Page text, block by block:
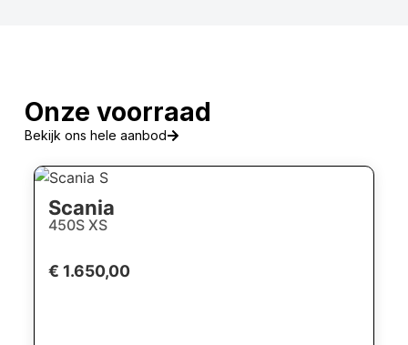
Onze voorraad
Bekijk ons hele aanbod
Scania
450S XS
€ 1.650,00